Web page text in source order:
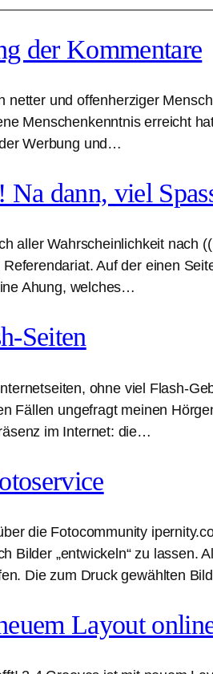
der Kommentare
netter und offenherziger
Menschenkenntnis erreicht
Werbung und…
Na dann, viel
aller Wahrscheinlichkeit nach
Auf der einen
Ahung, welches…
Seiten
ohne viel Flash-
Fällen ungefragt meinen
im Internet: die…
die Fotocommunity
Bilder „entwickeln“ zu
Die zum Druck gewählten
Layout